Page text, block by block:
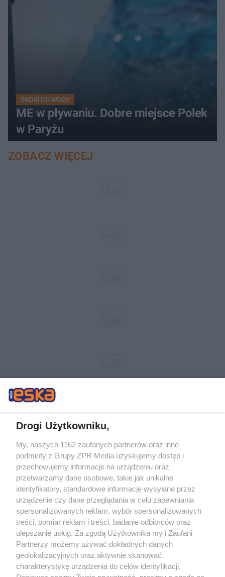
SKOKI DO WODY
ME w pływaniu. Dobre miejsce Polek
w Paryżu
ZOBACZ WIĘCEJ
Żaden utwór zamieszczony w serwisie nie może być powielany i
rozpowszechniany lub dalej rozpowszechniany w jakikolwiek sposób (w
tym także elektroniczny lub mechaniczny) na jakimkolwiek polu
eksploatacji w jakiejkolwiek formie, włącznie z umieszczaniem w Internecie
bez pisemnej zgody właściciela praw. Jakiekolwiek użycie lub
wykorzystanie utworów w całości lub w części z naruszeniem prawa, tzn.
bez właściwej zgody, jest zabronione pod groźbą kary i może być ścigane
prawnie.
Drogi Użytkowniku,
My, naszych 1162 zaufanych partnerów oraz inne
podmioty z Grupy ZPR Media uzyskujemy dostęp i
przechowujemy informacje na urządzeniu oraz
przetwarzamy dane osobowe, takie jak unikalne
identyfikatory, standardowe informacje wysyłane przez
urządzenie czy dane przeglądania w celu zapewniania
spersonalizowanych reklam, wybór spersonalizowanych
treści, pomiar reklam i treści, badanie odbiorców oraz
ulepszanie usług. Za zgodą Użytkownika my i Zaufani
Partnerzy możemy używać dokładnych danych
geolokalizacyjnych oraz aktywnie skanować
charakterystykę urządzenia do celów identyfikacji.